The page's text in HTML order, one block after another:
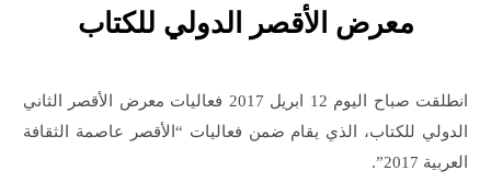
معرض الأقصر الدولي للكتاب
انطلقت صباح اليوم 12 ابريل 2017 فعاليات معرض الأقصر الثاني
الدولي للكتاب، الذي يقام ضمن فعاليات “الأقصر عاصمة الثقافة
العربية 2017”.